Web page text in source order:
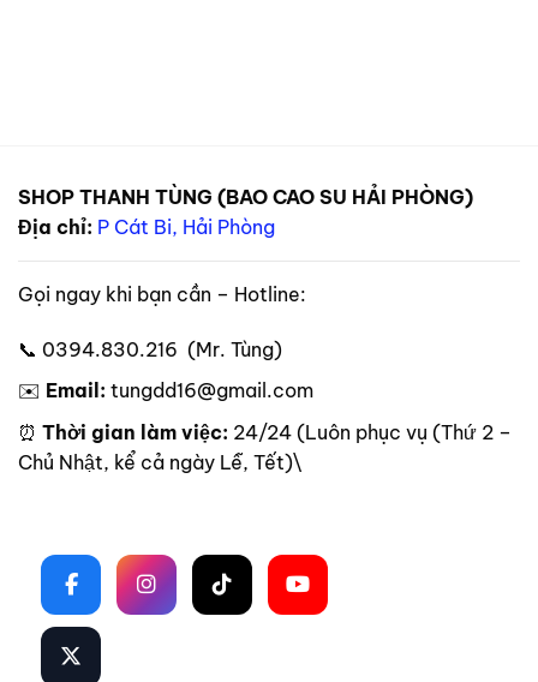
SHOP THANH TÙNG (BAO CAO SU HẢI PHÒNG)
Địa chỉ: P Cát Bi, Hải Phòng
Gọi ngay khi bạn cần – Hotline:
📞 0394.830.216 (Mr. Tùng)
✉️ Email: tungdd16@gmail.com
⏰ Thời gian làm việc: 24/24 (Luôn phục vụ (Thứ 2 –
Chủ Nhật, kể cả ngày Lễ, Tết)\